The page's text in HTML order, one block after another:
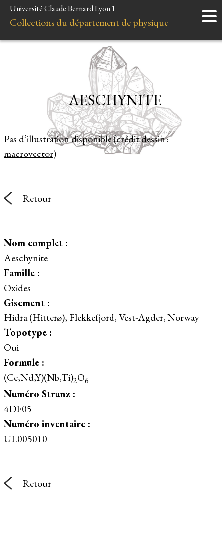
Accueil
Instruments
Liens et ressources
Université Claude Bernard Lyon 1
Collections du département de physique
Pas d’illustration disponible (crédit dessin :
macrovector)
AESCHYNITE
Retour
Nom complet :
Aeschynite
Famille :
Oxides
Gisement :
Hidra (Hitterø), Flekkefjord, Vest-Agder, Norway
Topotype :
Oui
Formule :
(Ce,Nd,Y)(Nb,Ti)2O6
Numéro Strunz :
4DF05
Numéro inventaire :
UL005010
Retour